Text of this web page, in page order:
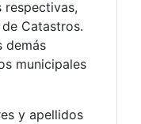
respectivas,
Catastros.
demás
municipales
y apellidos